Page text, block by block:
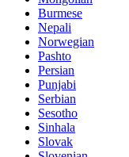
Burmese
Nepali
Norwegian
Pashto
Persian
Punjabi
Serbian
Sesotho
Sinhala
Slovak